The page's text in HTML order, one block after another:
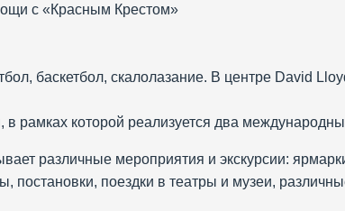
с «Красным Крестом»
баскетбол, скалолазание. В центре David
рамках которой реализуется два
различные мероприятия и экскурсии:
постановки, поездки в театры и музеи,